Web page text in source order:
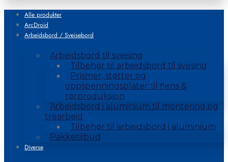
Alle produkter
ArcDroid
Arbeidsbord / Sveisebord
Arbeidsbord til sveising
Tilbehør til arbeidsbord til svesing
Prismer, støtter og
oppspenningsplater til flens &
rørproduksjon
Arbeidsbord i aluminium til montering og
trearbeid
Tilbehør til arbeidsbord i aluminium
Pakketilbud
Diverse